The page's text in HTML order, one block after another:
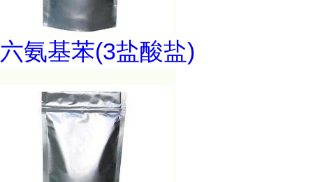
六氨基苯(3盐酸盐)